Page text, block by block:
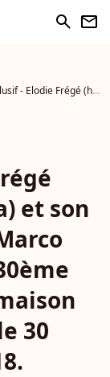
search newsletter
Paule Ka) et son compagnon Gian Marco Tavani - Soirée du 30ème anniversaire de la maison Paule Ka à Paris le 30 septembre 2018. © Marc Ausset-Lacroix/Bestimage - Photo
et son
30